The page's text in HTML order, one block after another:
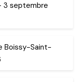
3 septembre
Boissy-Saint-